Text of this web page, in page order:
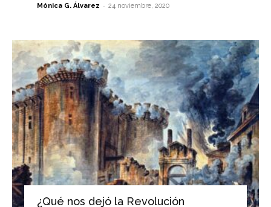
Mónica G. Álvarez - 24 noviembre, 2020
¿Qué nos dejó la Revolución